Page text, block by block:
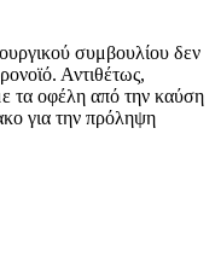
συμβουλίου δεν
Αντιθέτως,
τα οφέλη από την καύση
για την πρόληψη